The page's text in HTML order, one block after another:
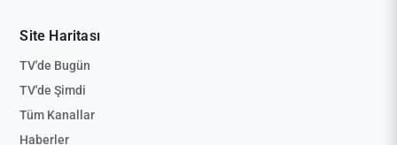
Site Haritası
TV'de Bugün
TV'de Şimdi
Tüm Kanallar
Haberler